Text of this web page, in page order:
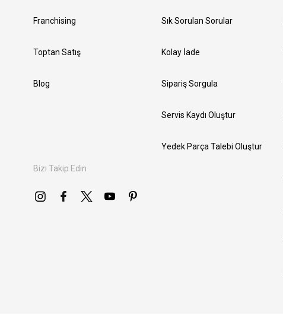
Franchising
Toptan Satış
Blog
Bizi Takip Edin
Sık Sorulan Sorular
Kolay İade
Sipariş Sorgula
Servis Kaydı Oluştur
Yedek Parça Talebi Oluştur